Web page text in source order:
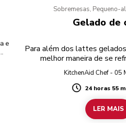
e
Sobremesas, Pequeno-
Gelado de
Para além dos lattes
melhor maneira de se
KitchenAid Chef - 05
Duration
24 horas 55
LER MAIS